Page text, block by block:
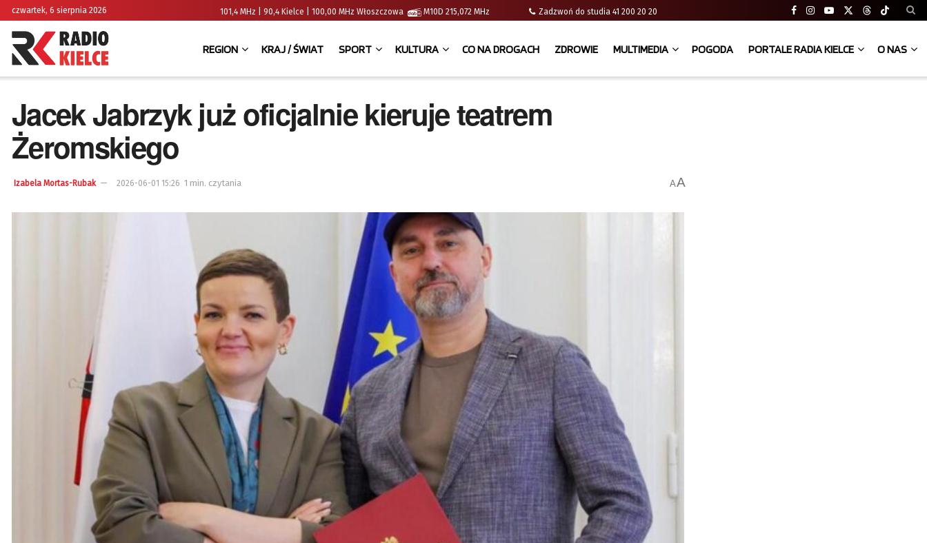
czwartek, 6 sierpnia 2026 101,4 MHz | 90,4 Kielce | 100,00 MHz Włoszczowa M10D 215,072 MHz Zadzwoń do studia 41 200 20 20
REGION KRAJ / ŚWIAT SPORT KULTURA CO NA DROGACH ZDROWIE MULTIMEDIA POGODA PORTALE RADIA KIELCE O NAS
Jacek Jabrzyk już oficjalnie kieruje teatrem
Żeromskiego
Izabela Mortas-Rubak 2026-06-01 15:26 1 min. czytania AA